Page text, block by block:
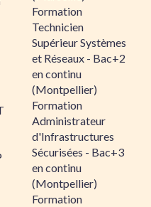
Formation
Technicien
Supérieur Systèmes
et Réseaux - Bac+2
en continu
(Montpellier)
Formation
Administrateur
d'Infrastructures
Sécurisées - Bac+3
en continu
(Montpellier)
Formation